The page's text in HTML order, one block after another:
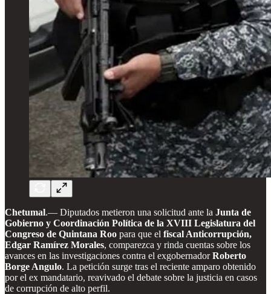
Chetumal.— Diputados metieron una solicitud ante la Junta de
Gobierno y Coordinación Política de la XVIII Legislatura del
Congreso de Quintana Roo para que el fiscal Anticorrupción,
Edgar Ramírez Morales, comparezca y rinda cuentas sobre los
avances en las investigaciones contra el exgobernadorRoberto
Borge Angulo. La petición surge tras el reciente amparo obtenido
por el ex mandatario, reavivado el debate sobre la justicia en casos
de corrupción de alto perfil.